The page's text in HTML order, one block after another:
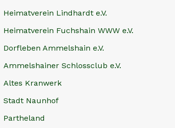
Heimatverein Lindhardt e.V.
Heimatverein Fuchshain WWW e.V.
Dorfleben Ammelshain e.V.
Ammelshainer Schlossclub e.V.
Altes Kranwerk
Stadt Naunhof
Partheland